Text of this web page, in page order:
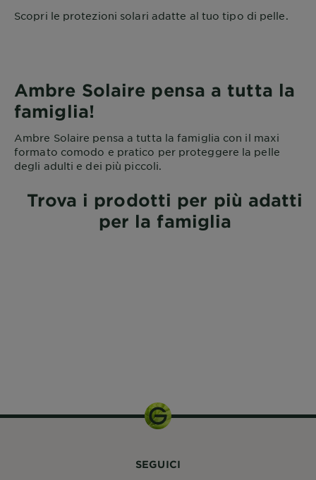
Scopri le protezioni solari adatte al tuo tipo di pelle.
Ambre Solaire pensa a tutta la
famiglia!
Ambre Solaire pensa a tutta la famiglia con il maxi
formato comodo e pratico per proteggere la pelle
degli adulti e dei più piccoli.
Trova i prodotti per più adatti
per la famiglia
SEGUICI